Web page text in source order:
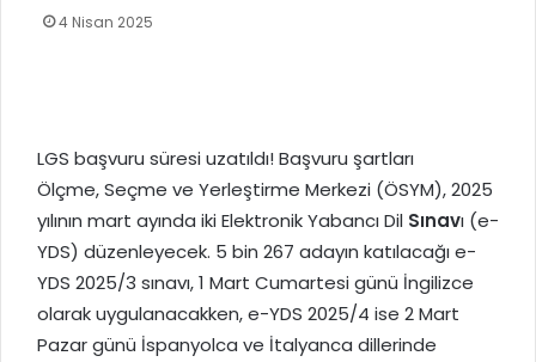
4 Nisan 2025
LGS başvuru süresi uzatıldı! Başvuru şartları
Ölçme, Seçme ve Yerleştirme Merkezi (ÖSYM), 2025
yılının mart ayında iki Elektronik Yabancı Dil Sınavı (e-
YDS) düzenleyecek. 5 bin 267 adayın katılacağı e-
YDS 2025/3 sınavı, 1 Mart Cumartesi günü İngilizce
olarak uygulanacakken, e-YDS 2025/4 ise 2 Mart
Pazar günü İspanyolca ve İtalyanca dillerinde